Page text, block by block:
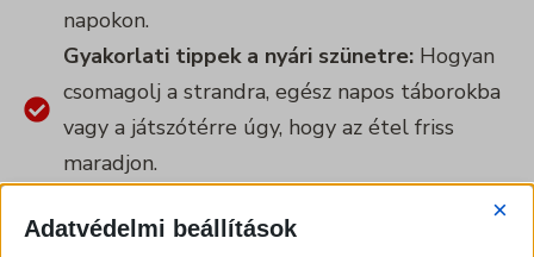
napokon.
Gyakorlati tippek a nyári szünetre: Hogyan
csomagolj a strandra, egész napos táborokba
vagy a játszótérre úgy, hogy az étel friss
maradjon.
kell órákat töltened a konyhában, az
Adatvédelmi beállítások
×